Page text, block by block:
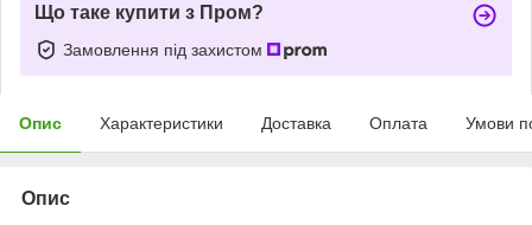
Що таке купити з Пром?
Замовлення під захистом
Опис Характеристики Доставка Оплата Умови
Опис